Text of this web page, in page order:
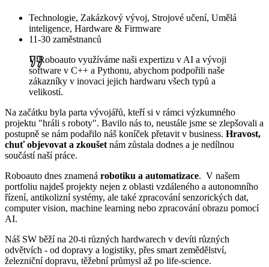
Technologie, Zakázkový vývoj, Strojové učení, Umělá
inteligence, Hardware & Firmware
11-30 zaměstnanců
V Roboauto využíváme naši expertizu v AI a vývoji
software v C++ a Pythonu, abychom podpořili naše
zákazníky v inovaci jejich hardwaru všech typů a
velikostí.
Na začátku byla parta vývojářů, kteří si v rámci výzkumného
projektu "hráli s roboty". Bavilo nás to, neustále jsme se zlepšovali a
postupně se nám podařilo náš koníček přetavit v business. Hravost,
chuť objevovat a zkoušet nám zůstala dodnes a je nedílnou
součástí naší práce.
Roboauto dnes znamená robotiku a automatizace. V našem
portfoliu najdeš projekty nejen z oblasti vzdáleného a autonomního
řízení, antikolizní systémy, ale také zpracování senzorických dat,
computer vision, machine learning nebo zpracování obrazu pomocí
AI.
Náš SW běží na 20-ti různých hardwarech v devíti různých
odvětvích - od dopravy a logistiky, přes smart zemědělství,
železniční dopravu, těžební průmysl až po life-science.